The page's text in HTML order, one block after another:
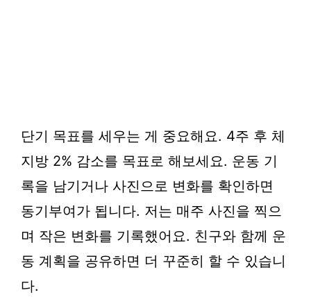
단기 목표를 세우는 게 중요해요. 4주 후 체
지방 2% 감소를 목표로 해보세요. 운동 기
록을 남기거나 사진으로 변화를 확인하면
동기부여가 됩니다. 저는 매주 사진을 찍으
며 작은 변화를 기록했어요. 친구와 함께 운
동 계획을 공유하면 더 꾸준히 할 수 있습니
다.